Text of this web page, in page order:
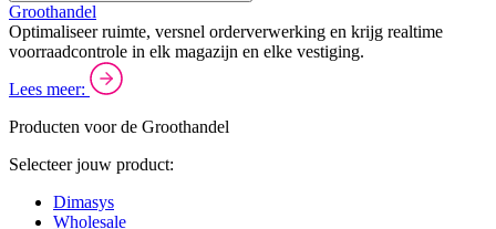
Groothandel
Optimaliseer ruimte, versnel orderverwerking en krijg realtime
voorraadcontrole in elk magazijn en elke vestiging.
Lees meer:
Producten voor de Groothandel
Selecteer jouw product:
Dimasys
Wholesale